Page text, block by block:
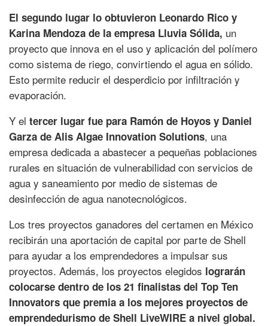
El segundo lugar lo obtuvieron Leonardo Rico y
Karina Mendoza de la empresa Lluvia Sólida, un
proyecto que innova en el uso y aplicación del polímero
como sistema de riego, convirtiendo el agua en sólido.
Esto permite reducir el desperdicio por infiltración y
evaporación.
Y el tercer lugar fue para Ramón de Hoyos y Daniel
Garza de Alis Algae Innovation Solutions, una
empresa dedicada a abastecer a pequeñas poblaciones
rurales en situación de vulnerabilidad con servicios de
agua y saneamiento por medio de sistemas de
desinfección de agua nanotecnológicos.
Los tres proyectos ganadores del certamen en México
recibirán una aportación de capital por parte de Shell
para ayudar a los emprendedores a impulsar sus
proyectos. Además, los proyectos elegidos lograrán
colocarse dentro de los 21 finalistas del Top Ten
Innovators que premia a los mejores proyectos de
emprendedurismo de Shell LiveWIRE a nivel global.